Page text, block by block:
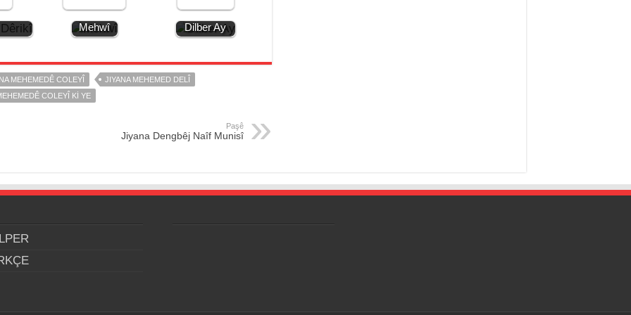
Jiyana
Mehwî
Jiyana
Dilber Ay
MEHEMEDÊ COLEYÎ
JIYANA MEHEMED DELÎ
COLEYÎ KI YE
Paşê
Jiyana Dengbêj Naîf Munisî